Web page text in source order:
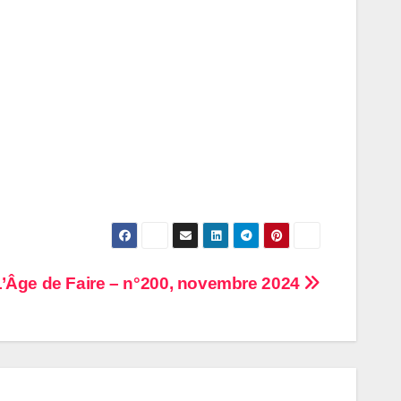
de Faire – n°200, novembre 2024